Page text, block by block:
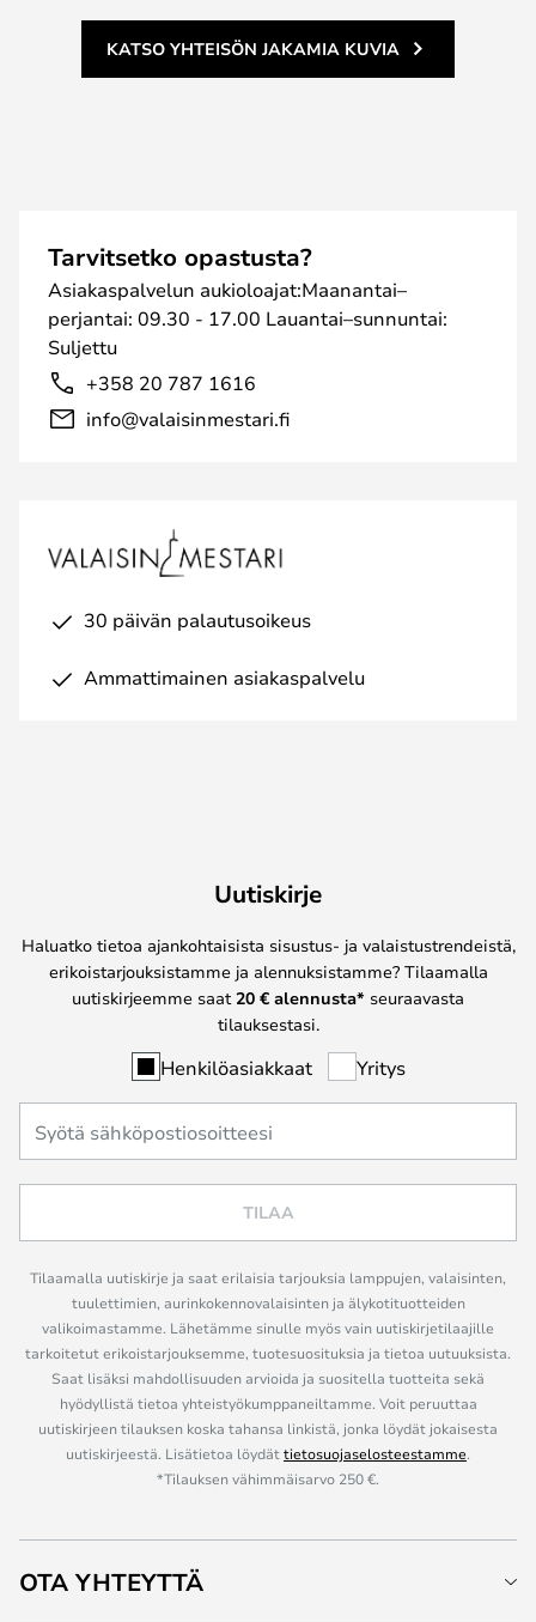
KATSO YHTEISÖN JAKAMIA KUVIA
Tarvitsetko opastusta?
Asiakaspalvelun aukioloajat:Maanantai–
perjantai: 09.30 - 17.00 Lauantai–sunnuntai:
Suljettu
+358 20 787 1616
info@valaisinmestari.fi
30 päivän palautusoikeus
Ammattimainen asiakaspalvelu
Uutiskirje
Haluatko tietoa ajankohtaisista sisustus- ja valaistustrendeistä,
erikoistarjouksistamme ja alennuksistamme? Tilaamalla
uutiskirjeemme saat 20 € alennusta* seuraavasta
tilauksestasi.
Henkilöasiakkaat Yritys
TILAA
Tilaamalla uutiskirje ja saat erilaisia tarjouksia lamppujen, valaisinten,
tuulettimien, aurinkokennovalaisinten ja älykotituotteiden
valikoimastamme. Lähetämme sinulle myös vain uutiskirjetilaajille
tarkoitetut erikoistarjouksemme, tuotesuosituksia ja tietoa uutuuksista.
Saat lisäksi mahdollisuuden arvioida ja suositella tuotteita sekä
hyödyllistä tietoa yhteistyökumppaneiltamme. Voit peruuttaa
uutiskirjeen tilauksen koska tahansa linkistä, jonka löydät jokaisesta
uutiskirjeestä. Lisätietoa löydättietosuojaselosteestamme.
*Tilauksen vähimmäisarvo 250 €.
OTA YHTEYTTÄ